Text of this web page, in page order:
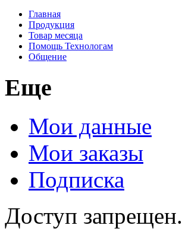
Главная
Продукция
Товар месяца
Помощь Технологам
Общение
Еще
Мои данные
Мои заказы
Подписка
Доступ запрещен.